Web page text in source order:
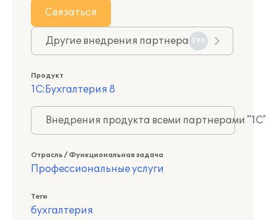
Связаться
Другие внедрения партнера 390
Продукт
1С:Бухгалтерия 8
Внедрения продукта всеми партнерами
Отрасль / Функциональная задача
Профессиональные услуги
Теги
бухгалтерия